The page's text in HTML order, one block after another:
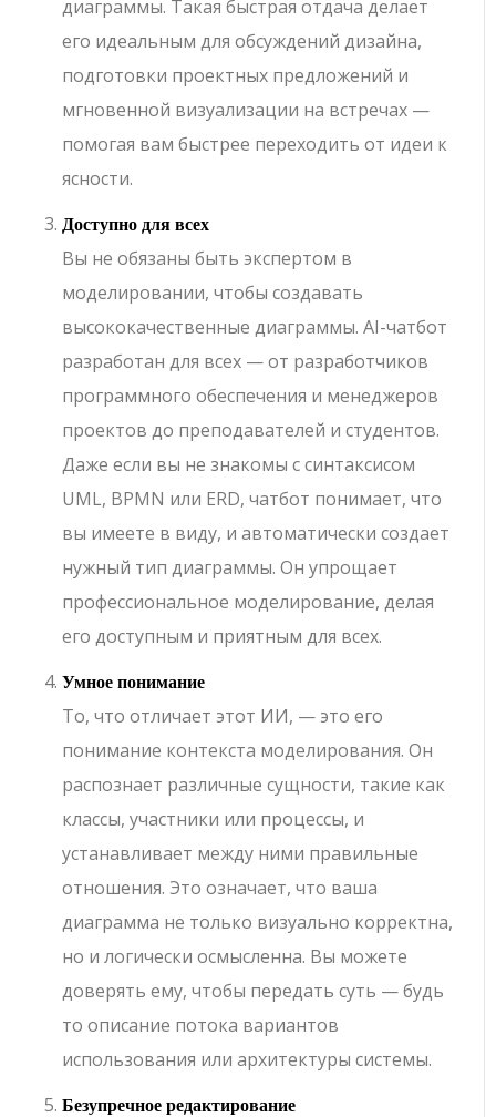
диаграммы. Такая быстрая отдача делает
его идеальным для обсуждений дизайна,
подготовки проектных предложений и
мгновенной визуализации на встречах —
помогая вам быстрее переходить от идеи к
ясности.
Доступно для всех
Вы не обязаны быть экспертом в
моделировании, чтобы создавать
высококачественные диаграммы. AI-чатбот
разработан для всех — от разработчиков
программного обеспечения и менеджеров
проектов до преподавателей и студентов.
Даже если вы не знакомы с синтаксисом
UML, BPMN или ERD, чатбот понимает, что
вы имеете в виду, и автоматически создает
нужный тип диаграммы. Он упрощает
профессиональное моделирование, делая
его доступным и приятным для всех.
Умное понимание
То, что отличает этот ИИ, — это его
понимание контекста моделирования. Он
распознает различные сущности, такие как
классы, участники или процессы, и
устанавливает между ними правильные
отношения. Это означает, что ваша
диаграмма не только визуально корректна,
но и логически осмысленна. Вы можете
доверять ему, чтобы передать суть — будь
то описание потока вариантов
использования или архитектуры системы.
Безупречное редактирование